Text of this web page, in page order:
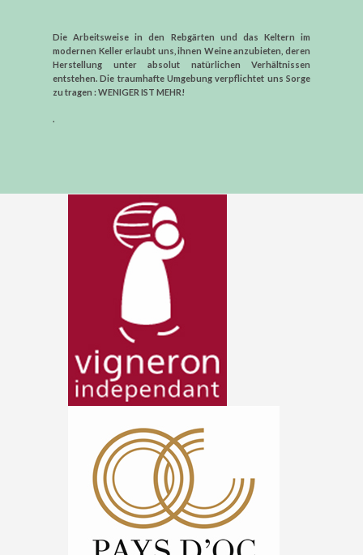
Die Arbeitsweise in den Rebgärten und das Keltern im
modernen Keller erlaubt uns, ihnen Weine anzubieten, deren
Herstellung unter absolut natürlichen Verhältnissen
entstehen. Die traumhafte Umgebung verpflichtet uns Sorge
zu tragen : WENIGER IST MEHR!
.